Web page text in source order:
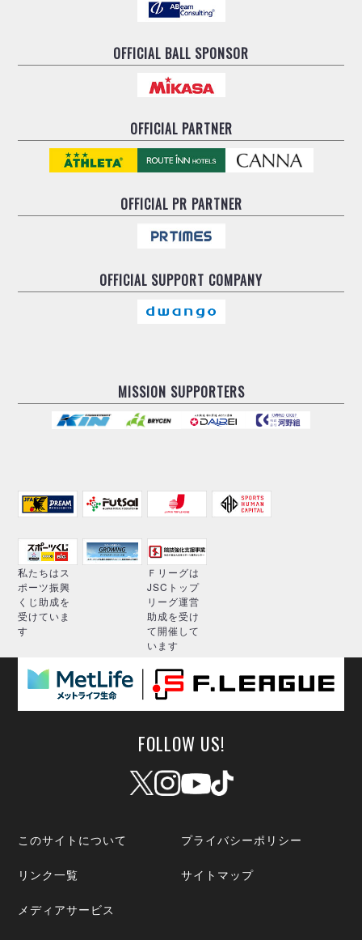
OFFICIAL BALL SPONSOR
OFFICIAL PARTNER
OFFICIALPR PARTNER
OFFICIAL SUPPORT COMPANY
MISSION SUPPORTERS
私たちはス
ポーツ振興
くじ助成を
受けていま
す
Ｆリーグは
JSCトップ
リーグ運営
助成を受け
て開催して
います
FOLLOW US!
このサイトについて プライバシーポリシー
リンク一覧 サイトマップ
メディアサービス